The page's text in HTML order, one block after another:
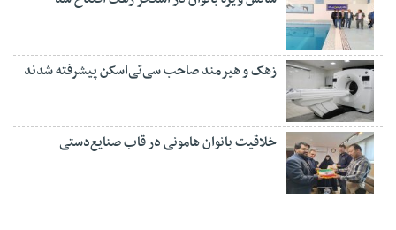
زهک و هیرمند صاحب سی‌تی‌اسکن پیشرفته شدند
خلاقیت بانوان هامونی در قاب صنایع‌دستی